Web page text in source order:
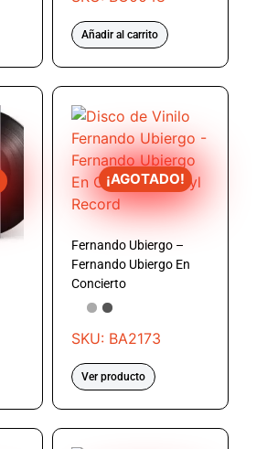
Añadir al carrito
¡AGOTADO!
Fernando Ubiergo –
Fernando Ubiergo En
Concierto
SKU: BA2173
Ver producto